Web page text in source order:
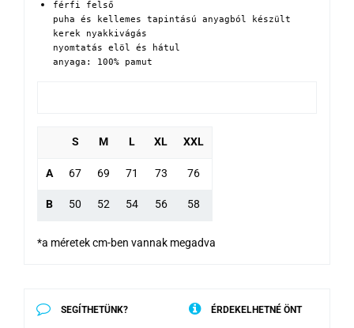
férfi felső
puha és kellemes tapintású anyagból készült
kerek nyakkivágás
nyomtatás elöl és hátul
anyaga: 100% pamut
S M L XL XXL
A 67 69 71 73 76
B 50 52 54 56 58
*a méretek cm-ben vannak megadva
SEGÍTHETÜNK? ÉRDEKELHETNÉ ÖNT